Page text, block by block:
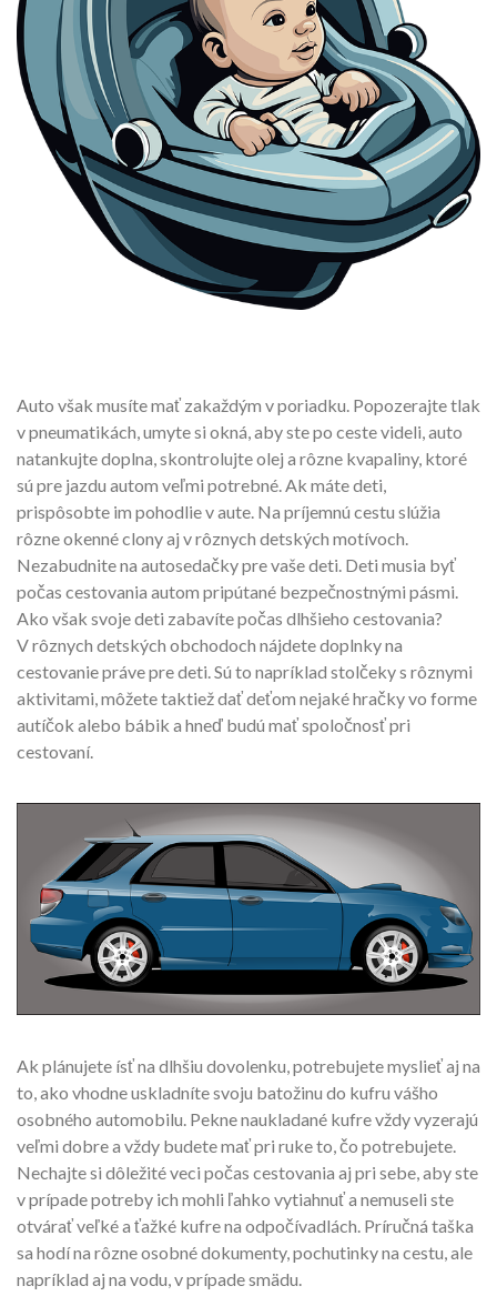
Auto však musíte mať zakaždým v poriadku. Popozerajte tlak
v pneumatikách, umyte si okná, aby ste po ceste videli, auto
natankujte doplna, skontrolujte olej a rôzne kvapaliny, ktoré
sú pre jazdu autom veľmi potrebné. Ak máte deti,
prispôsobte im pohodlie v aute. Na príjemnú cestu slúžia
rôzne okenné clony aj v rôznych detských motívoch.
Nezabudnite na autosedačky pre vaše deti. Deti musia byť
počas cestovania autom pripútané bezpečnostnými pásmi.
Ako však svoje deti zabavíte počas dlhšieho cestovania?
V rôznych detských obchodoch nájdete doplnky na
cestovanie práve pre deti. Sú to napríklad stolčeky s rôznymi
aktivitami, môžete taktiež dať deťom nejaké hračky vo forme
autíčok alebo bábik a hneď budú mať spoločnosť pri
cestovaní.
Ak plánujete ísť na dlhšiu dovolenku, potrebujete myslieť aj na
to, ako vhodne uskladníte svoju batožinu do kufru vášho
osobného automobilu. Pekne naukladané kufre vždy vyzerajú
veľmi dobre a vždy budete mať pri ruke to, čo potrebujete.
Nechajte si dôležité veci počas cestovania aj pri sebe, aby ste
v prípade potreby ich mohli ľahko vytiahnuť a nemuseli ste
otvárať veľké a ťažké kufre na odpočívadlách. Príručná taška
sa hodí na rôzne osobné dokumenty, pochutinky na cestu, ale
napríklad aj na vodu, v prípade smädu.